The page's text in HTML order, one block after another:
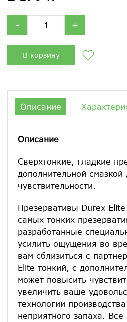
- +
В корзину
Описание
Описание
Сверхтонкие, гладкие
дополнительной
чувствительности.
Презервативы Durex
самых тонких
разработанные
усилить ощущения во
вам сблизиться с
Elite тонкий, с
может повысить
увеличить ваше
технологии
неприятного запаха. Все